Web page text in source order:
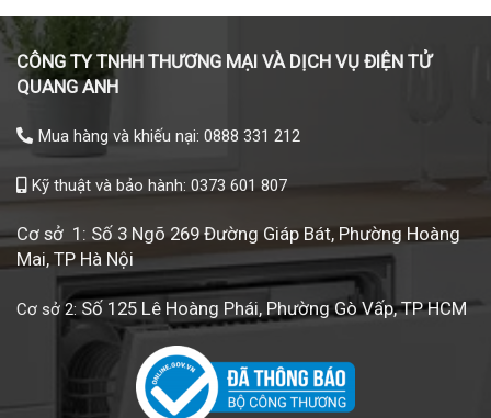
CÔNG TY TNHH THƯƠNG MẠI VÀ DỊCH VỤ ĐIỆN TỬ
QUANG ANH
Mua hàng và khiếu nại: 0888 331 212
Kỹ thuật và bảo hành: 0373 601 807
Cơ sở 1: Số 3 Ngõ 269 Đường Giáp Bát, Phường Hoàng
Mai, TP Hà Nội
Cơ sở 2: Số 125 Lê Hoàng Phái, Phường Gò Vấp, TP HCM